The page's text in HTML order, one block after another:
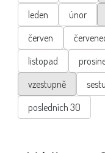
leden
únor
červen
listopad
vzestupně
posledních 30